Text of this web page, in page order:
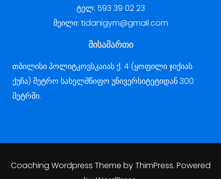
ტელ: 593 39 02 23
მეილი: tidanigym@gmail.com
მისამართი
თბილისი პოლიტკოვსკაიას ქ. 4 (ყოფილი ჯიქიას
ქუჩა) მეტრო სახელმწიფო უნივერსიტეტიდან 300
მეტრში.
Coaching Wordpress Theme byThimPress. Powered